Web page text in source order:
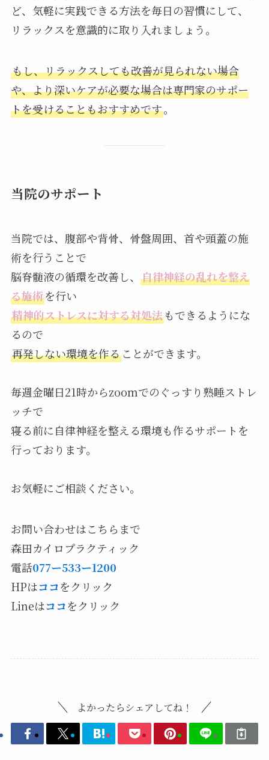
ど、気軽に実践できる方法を毎日の習慣にして、
リラックスを意識的に取り入れましょう。
もし、リラックスしても改善が見られない場合
や、より深いケアが必要な場合は専門家のサポー
トを受けることもおすすめです。
当院のサポート
当院では、腹部や背骨、骨盤周囲、首や頭蓋の施
術を行うことで
脳脊髄液の循環を改善し、 自律神経の乱れを整え
る施術を行い
精神的ストレスに対する対処法もできるようにな
るので
再発しない環境を作ることができます。
毎週金曜日21時からzoomでのぐっすり熟睡ストレ
ッチで
寝る前に自律神経を整える環境も作るサポートを
行っております。
お気軽にご相談ください。
お問い合わせはこちらまで
森田カイロプラクティック
電話077ー533ー1200
HPはココをクリック
Lineはココをクリック
よかったらシェアしてね！